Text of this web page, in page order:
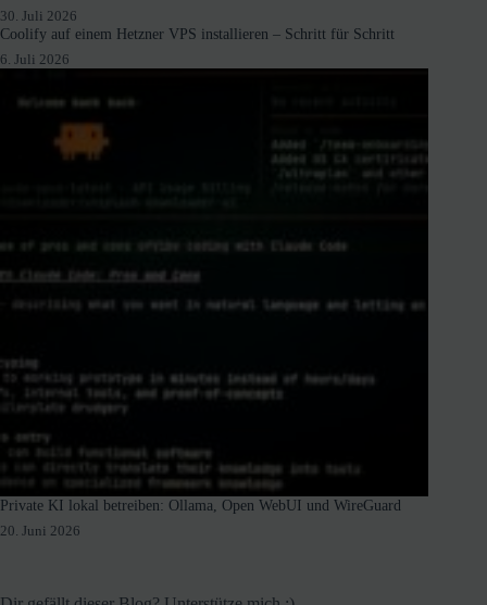
30. Juli 2026
Coolify auf einem Hetzner VPS installieren – Schritt für Schritt
6. Juli 2026
Private KI lokal betreiben: Ollama, Open WebUI und WireGuard
20. Juni 2026